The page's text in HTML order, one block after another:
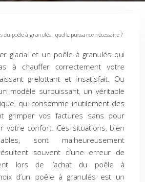
du poêle à granulés : quelle puissance nécessaire ?
glacial et un poêle à granulés qui
à chauffer correctement votre
grelottant et insatisfait. Ou
modèle surpuissant, un véritable
qui consomme inutilement des
grimper vos factures sans pour
votre confort. Ces situations, bien
sont malheureusement
souvent d’une erreur de
lors de l’achat du poêle à
d’un poêle à granulés est un